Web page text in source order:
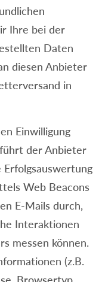
Ihre bei der
Daten
diesen Anbieter
in
Einwilligung
der Anbieter
Web Beacons
E-Mails durch,
Interaktionen
messen können.
(z.B.